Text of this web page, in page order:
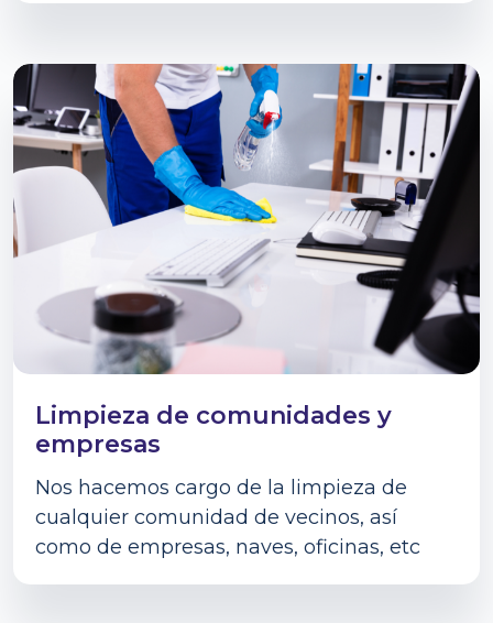
Limpieza de comunidades y
empresas
Nos hacemos cargo de la limpieza de
cualquier comunidad de vecinos, así
como de empresas, naves, oficinas, etc